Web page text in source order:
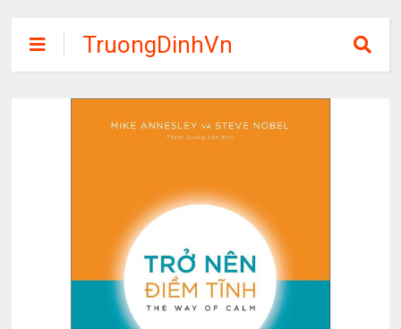
TruongDinhVn
Chia sẽ ebook,
các khóa học,
phần mềm học